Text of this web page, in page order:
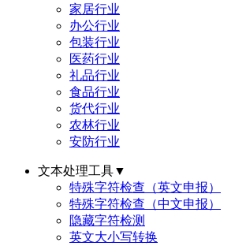
家居行业
办公行业
包装行业
医药行业
礼品行业
食品行业
货代行业
农林行业
安防行业
文本处理工具▼
特殊字符检查（英文申报）
特殊字符检查（中文申报）
隐藏字符检测
英文大小写转换